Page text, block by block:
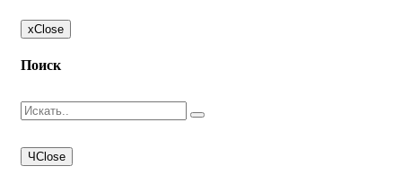
xClose
Поиск
ЧClose